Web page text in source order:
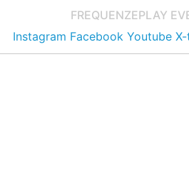
FREQUENZEPLAY
Instagram Facebook Youtube